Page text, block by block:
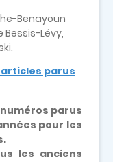
Benayoun
Lévy,
parus
parus
pour les
les anciens